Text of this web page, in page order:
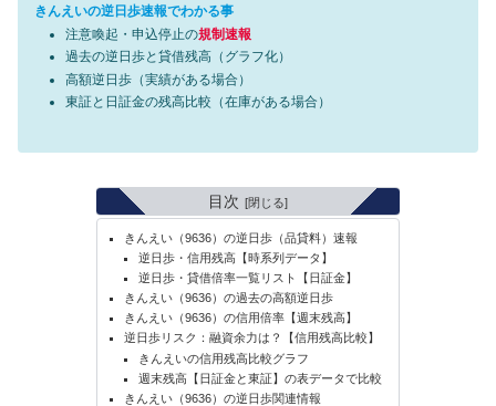
きんえいの逆日歩速報でわかる事
注意喚起・申込停止の規制速報
過去の逆日歩と貸借残高（グラフ化）
高額逆日歩（実績がある場合）
東証と日証金の残高比較（在庫がある場合）
目次
きんえい（9636）の逆日歩（品貸料）速報
逆日歩・信用残高【時系列データ】
逆日歩・貸借倍率一覧リスト【日証金】
きんえい（9636）の過去の高額逆日歩
きんえい（9636）の信用倍率【週末残高】
逆日歩リスク：融資余力は？【信用残高比較】
きんえいの信用残高比較グラフ
週末残高【日証金と東証】の表データで比較
きんえい（9636）の逆日歩関連情報